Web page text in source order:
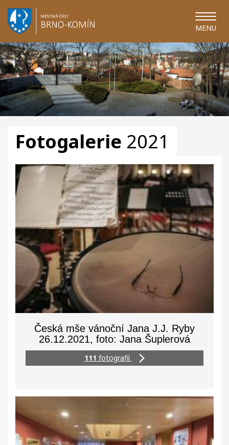
MENU
Fotogalerie 2021
Česká mše vánoční Jana J.J. Ryby
26.12.2021, foto: Jana Šuplerová
111 fotografií